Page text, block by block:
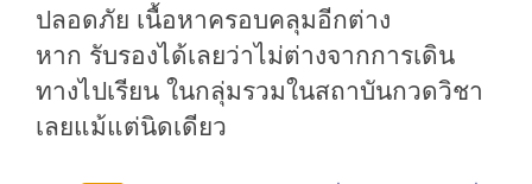
ปลอดภัย เนื้อหาครอบคลุมอีกต่าง
หาก รับรองได้เลยว่าไม่ต่างจากการเดิน
ทางไปเรียน ในกลุ่มรวมในสถาบันกวดวิชา
เลยแม้แต่นิดเดียว